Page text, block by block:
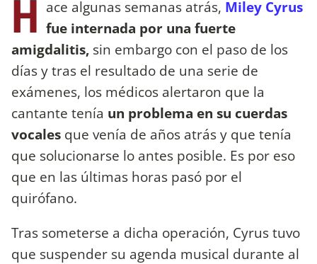
H ace algunas semanas atrás, Miley Cyrus
fue internada por una fuerte
amigdalitis, sin embargo con el paso de los
días y tras el resultado de una serie de
exámenes, los médicos alertaron que la
cantante tenía un problema en su cuerdas
vocales que venía de años atrás y que tenía
que solucionarse lo antes posible. Es por eso
que en las últimas horas pasó por el
quirófano.
Tras someterse a dicha operación, Cyrus tuvo
que suspender su agenda musical durante al